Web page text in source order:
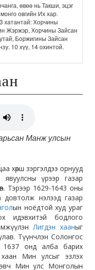
өвөө нь Такши, эцэг
овгийн Их хар.
хатантай: Хорчины
Жэржэр, Хорчины Зайсан
Боржигины Зайсан
10 хүү, 14 охинтой.
Манж улсын
хөрш зэргэлдээ орнууд
үрээр газар
Тэрээр 1629-1643 оны
нэлээд газар
ын ноёдтой худ ураг
идэвхитэй бодлого
Лигдэн хааныг
Түүнчлэн Солонгос
1637 онд алба барих
Мин улсыг эзлэх
Мин улс Монголын